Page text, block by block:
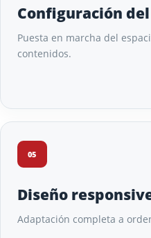
Configuración
Puesta en marcha del
contenidos.
05
Diseño
Adaptación completa a